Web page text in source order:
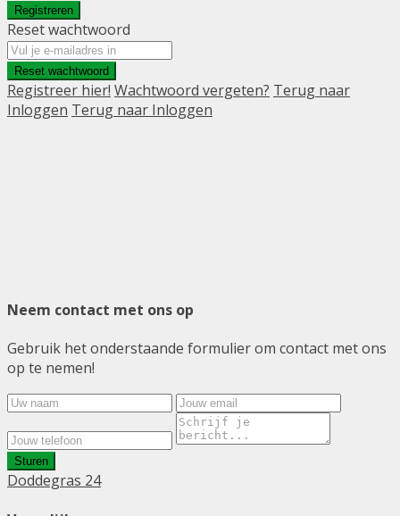
Registreren
Reset wachtwoord
Reset wachtwoord
Registreer hier! Wachtwoord vergeten? Terug naar
Inloggen Terug naar Inloggen
Neem contact met ons op
Gebruik het onderstaande formulier om contact met ons
op te nemen!
Sturen
Doddegras 24